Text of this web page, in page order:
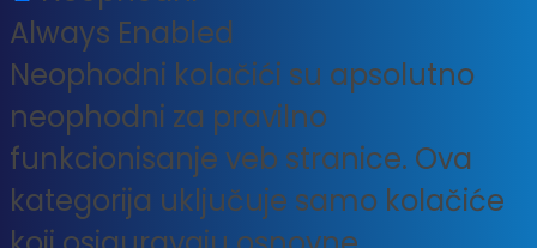
Always Enabled
Neophodni kolačići su apsolutno
neophodni za pravilno
funkcionisanje veb stranice. Ova
kategorija uključuje samo kolačiće